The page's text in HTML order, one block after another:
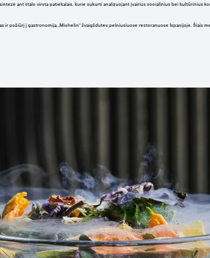
ant stalo virsta patiekalais, kurie sukurti analizuojant įvairius socialinius bei kultūrinius
ir požiūrį į gastronomiją „Michelin“ žvaigždutes pelniusiuose restoranuose Ispanijoje. Šiais